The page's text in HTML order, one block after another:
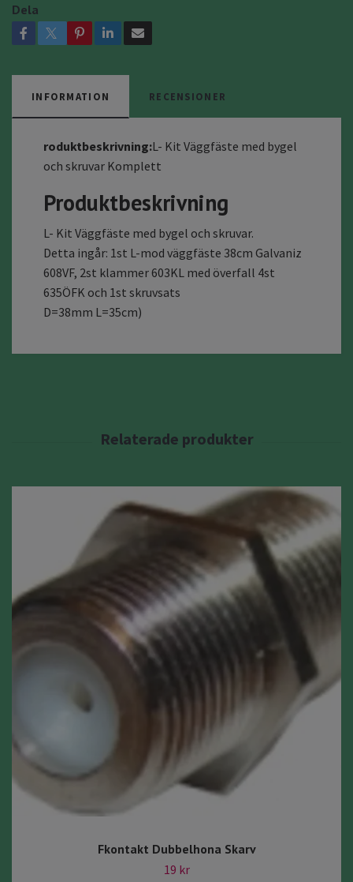
Dela
INFORMATION RECENSIONER
roduktbeskrivning:L- Kit Väggfäste med bygel
och skruvar Komplett
Produktbeskrivning
L- Kit Väggfäste med bygel och skruvar.
Detta ingår: 1st L-mod väggfäste 38cm Galvaniz
608VF, 2st klammer 603KL med överfall 4st
635ÖFK och 1st skruvsats
D=38mm L=35cm)
Fkontakt Dubbelhona Skarv
19 kr